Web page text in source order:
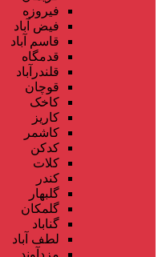
فیروزه
فیض آباد
قاسم آباد
قدمگاه
قلندرآباد
قوچان
کاخک
کاریز
کاشمر
کدکن
کلات
کندر
گلبهار
گلمکان
گناباد
لطف آباد
مزدآوند